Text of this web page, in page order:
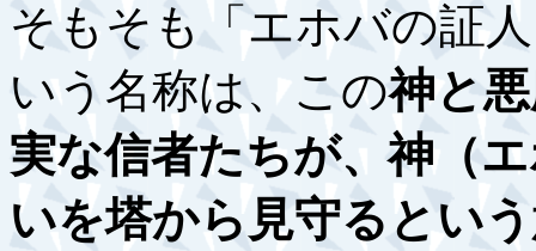
そもそも「エホバの証
いう名称は、この神と
実な信者たちが、神（
いを塔から見守るとい